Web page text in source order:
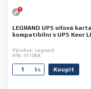
1
LEGRAND UPS síťová
kompatibilní s UPS Keor
Výrobce: Legrand
P/N: 311058
ks. Koupit